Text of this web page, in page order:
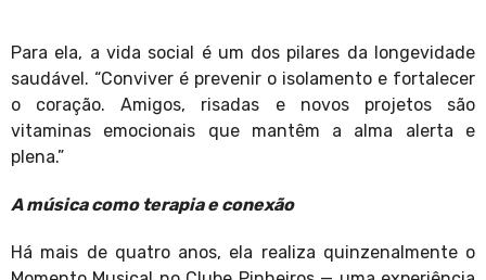
Para ela, a vida social é um dos pilares da longevidade
saudável. “Conviver é prevenir o isolamento e fortalecer
o coração. Amigos, risadas e novos projetos são
vitaminas emocionais que mantêm a alma alerta e
plena.”
A música como terapia e conexão
Há mais de quatro anos, ela realiza quinzenalmente o